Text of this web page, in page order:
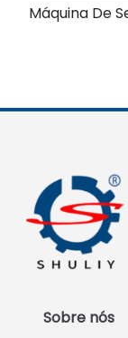
Máquina De
Sobre nós